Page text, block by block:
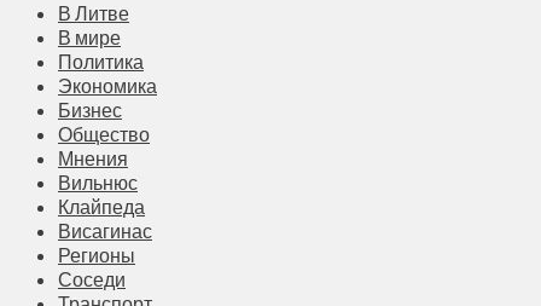
В Литве
В мире
Политика
Экономика
Бизнес
Общество
Мнения
Вильнюс
Клайпеда
Висагинас
Регионы
Соседи